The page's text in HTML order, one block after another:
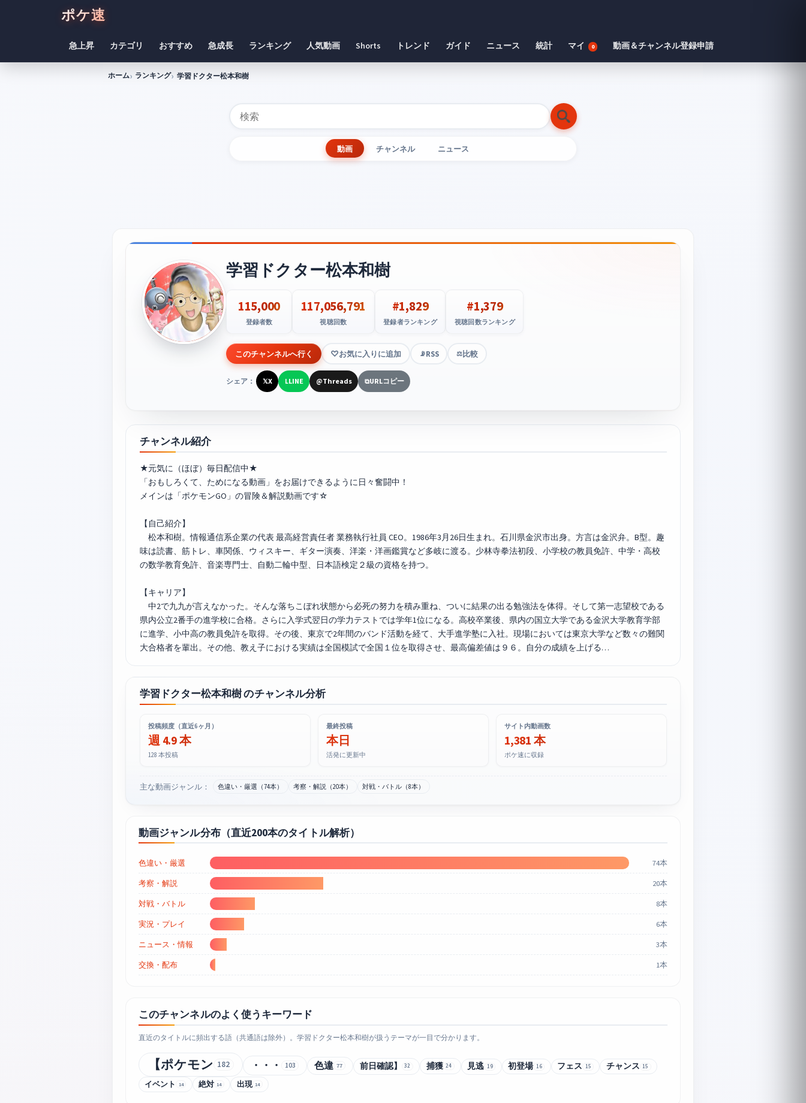
ポケ速
急上昇 カテゴリ おすすめ 急成長 ランキング 人気動画 Shorts トレンド ガイド ニュース 統計 マイ 0 動画＆チャンネル登録申請
ホーム ランキング 学習ドクター松本和樹
動画 チャンネル ニュース
学習ドクター松本和樹
115,000
登録者数
117,056,791
視聴回数
#1,829
登録者ランキング
#1,379
視聴回数ランキング
このチャンネルへ行く お気に入りに追加 📡RSS ⚖️比較
シェア： 𝕏X LLINE @Threads ⧉URLコピー
チャンネル紹介
★元気に（ほぼ）毎日配信中★
「おもしろくて、ためになる動画」をお届けできるように日々奮闘中！
メインは「ポケモンGO 」の冒険＆解説動画です☆
【自己紹介】
松本和樹。情報通信系企業の代表 最高経営責任者 業務執行社員 CEO。1986年3月26日生まれ。石川県金沢市出身。方言は金沢弁。B型。趣
味は読書、筋トレ、車関係、ウィスキー、ギター演奏、洋楽・洋画鑑賞など多岐に渡る。少林寺拳法初段、小学校の教員免許、中学・高校
の数学教育免許、音楽専門士、自動二輪中型、日本語検定２級の資格を持つ。
【キャリア】
中2で九九が言えなかった。そんな落ちこぼれ状態から必死の努力を積み重ね、ついに結果の出る勉強法を体得。そして第一志望校である
県内公立2番手の進学校に合格。さらに入学式翌日の学力テストでは学年1位になる。高校卒業後、県内の国立大学である金沢大学教育学部
に進学、小中高の教員免許を取得。その後、東京で2年間のバンド活動を経て、大手進学塾に入社。現場においては東京大学など数々の難関
大合格者を輩出。その他、教え子における実績は全国模試で全国１位を取得させ、最高偏差値は９６。自分の成績を上げる…
学習ドクター松本和樹 のチャンネル分析
投稿頻度（直近6ヶ月）
週 4.9 本
128 本投稿
最終投稿
本日
活発に更新中
サイト内動画数
1,381 本
ポケ速に収録
主な動画ジャンル： 色違い・厳選（74本） 考察・解説（20本） 対戦・バトル（8本）
動画ジャンル分布（直近200本のタイトル解析）
色違い・厳選 74本
考察・解説 20本
対戦・バトル 8本
実況・プレイ 6本
ニュース・情報 3本
交換・配布 1本
このチャンネルのよく使うキーワード
直近のタイトルに頻出する語（共通語は除外）。学習ドクター松本和樹が扱うテーマが一目で分かります。
【ポケモン 182 ・・・ 103 色違 77 前日確認】 32 捕獲 24 見逃 19 初登場 16 フェス 15 チャンス 15
イベント 14 絶対 14 出現 14